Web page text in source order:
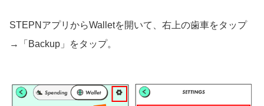
STEPNアプリからWalletを開いて、右上の歯車をタップ
→「Backup」をタップ。